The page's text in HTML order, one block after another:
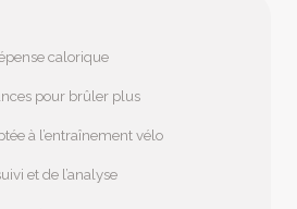
calorique
pour brûler plus
à l’entraînement vélo
et de l’analyse